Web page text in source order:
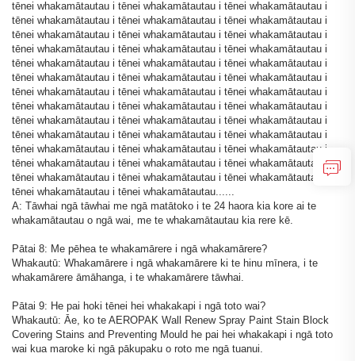
tēnei whakamātautau i tēnei whakamātautau i tēnei whakamātautau i
tēnei whakamātautau i tēnei whakamātautau i tēnei whakamātautau i
tēnei whakamātautau i tēnei whakamātautau i tēnei whakamātautau i
tēnei whakamātautau i tēnei whakamātautau i tēnei whakamātautau i
tēnei whakamātautau i tēnei whakamātautau i tēnei whakamātautau i
tēnei whakamātautau i tēnei whakamātautau i tēnei whakamātautau i
tēnei whakamātautau i tēnei whakamātautau i tēnei whakamātautau i
tēnei whakamātautau i tēnei whakamātautau i tēnei whakamātautau i
tēnei whakamātautau i tēnei whakamātautau i tēnei whakamātautau i
tēnei whakamātautau i tēnei whakamātautau i tēnei whakamātautau i
tēnei whakamātautau i tēnei whakamātautau i tēnei whakamātautau i
tēnei whakamātautau i tēnei whakamātautau i tēnei whakamātautau i
tēnei whakamātautau i tēnei whakamātautau i tēnei whakamātautau i
tēnei whakamātautau i tēnei whakamātautau......
A: Tāwhai ngā tāwhai me ngā matātoko i te 24 haora kia kore ai te
whakamātautau o ngā wai, me te whakamātautau kia rere kē.
Pātai 8: Me pēhea te whakamārere i ngā whakamārere?
Whakautū: Whakamārere i ngā whakamārere ki te hinu mīnera, i te
whakamārere āmāhanga, i te whakamārere tāwhai.
Pātai 9: He pai hoki tēnei hei whakakapi i ngā toto wai?
Whakautū: Āe, ko te AEROPAK Wall Renew Spray Paint Stain Block
Covering Stains and Preventing Mould he pai hei whakakapi i ngā toto
wai kua maroke ki ngā pākupaku o roto me ngā tuanui.